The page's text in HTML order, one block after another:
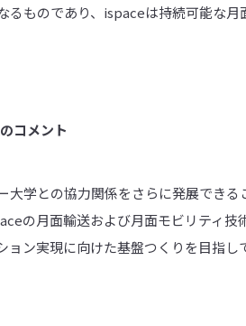
ものであり、ispaceは持続可能な月
コメント
大学との協力関係をさらに発展でき
の月面輸送および月面モビリティ技
ン実現に向けた基盤つくりを目指し